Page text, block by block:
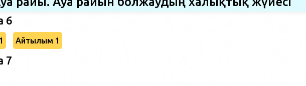
6
Айтылым 1
7